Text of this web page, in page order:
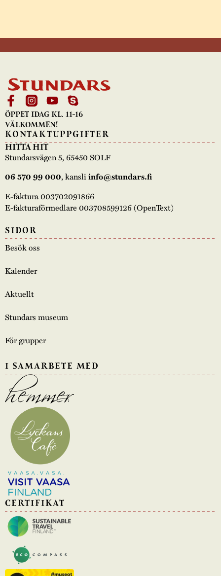
ÖPPET IDAG KL. 11-16
VÄLKOMMEN!
KONTAKTUPPGIFTER
HITTA HIT
Stundarsvägen 5, 65450 SOLF
06 570 99 000, kansliinfo@stundars.fi
E-faktura 003702091866
E-fakturaförmedlare 003708599126 (OpenText)
SIDOR
Besök oss
Kalender
Aktuellt
Stundars museum
För grupper
I SAMARBETE MED
CERTIFIKAT